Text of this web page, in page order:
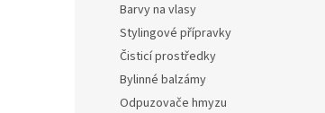
Barvy na vlasy
Stylingové přípravky
Čisticí prostředky
Bylinné balzámy
Odpuzovače hmyzu